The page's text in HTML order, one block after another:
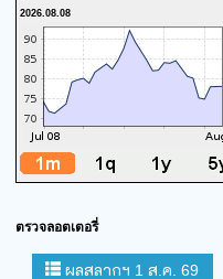
2026.08.08
ตรวจลอตเตอรี่